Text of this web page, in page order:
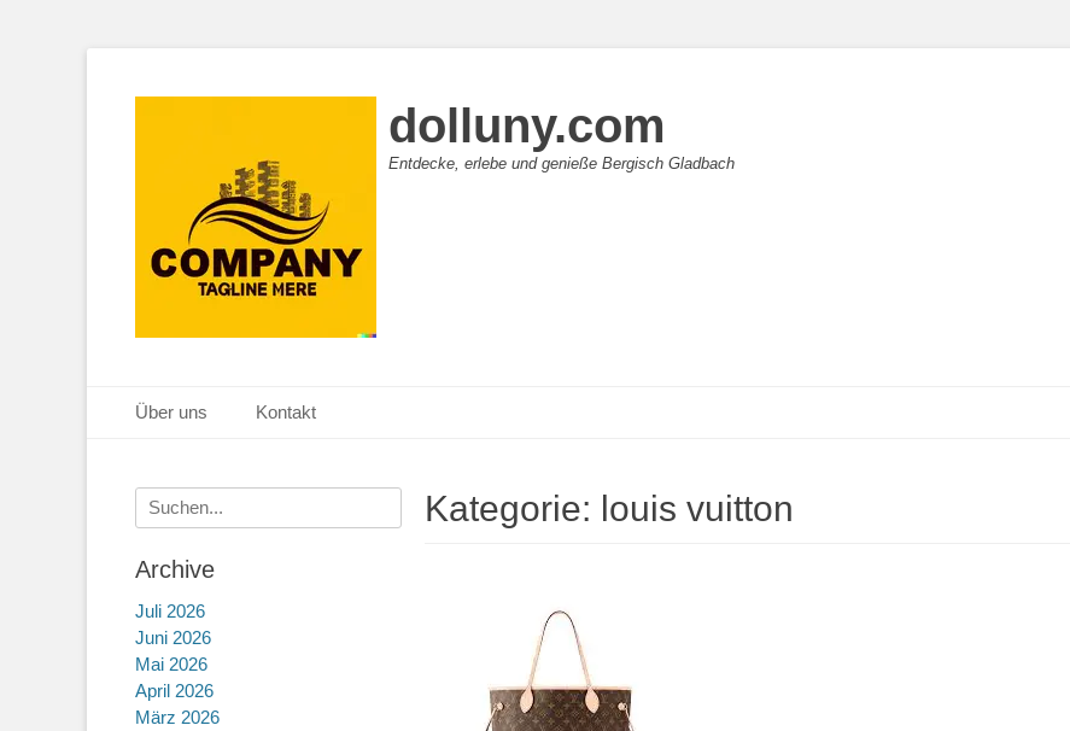
dolluny.com
Entdecke, erlebe und genieße Bergisch Gladbach
Primäres Menü
Zum
Inhalt
Über uns Kontakt
Kategorie: louis vuitton
Suche
nach:
Archive
Juli 2026
Juni 2026
Mai 2026
April 2026
März 2026